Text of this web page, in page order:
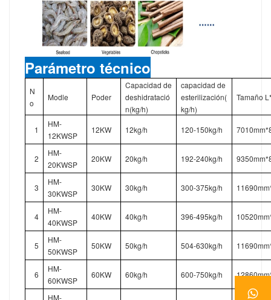
Parámetro técnico
N
o
Modle Poder
Capacidad de
deshidratació
n(kg/h)
capacidad de
esterilización(
kg/h)
Tamaño
1
HM-
12KWSP
12KW 12kg/h 120-150kg/h
2
HM-
20KWSP
20KW 20kg/h 192-240kg/h
3
HM-
30KWSP
30KW 30kg/h 300-375kg/h
4
HM-
40KWSP
40KW 40kg/h 396-495kg/h
5
HM-
50KWSP
50KW 50kg/h 504-630kg/h
6
HM-
60KWSP
60KW 60kg/h 600-750kg/h
HM-